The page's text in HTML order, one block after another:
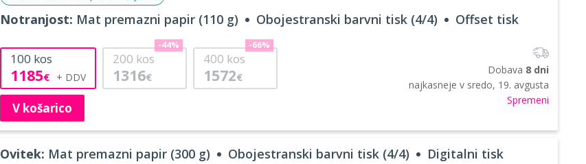
Notranjost: Mat premazni papir (110 g) Obojestranski barvni tisk (4/4) Offset tisk
100 kos
1185€
200 kos
1316€
-44%
400 kos
1572€
-66%
V košarico
Dobava 8 dni
najkasneje v sredo, 19. avgusta
Spremeni
Ovitek: Mat premazni papir (300 g) Obojestranski barvni tisk (4/4) Digitalni tisk